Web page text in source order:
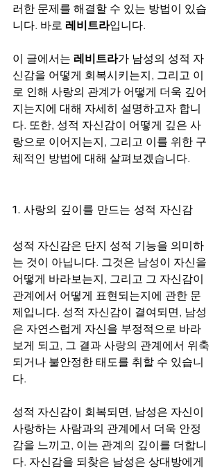
러한 문제를 해결할 수 있는 방법이 있습
니다. 바로 레비트라입니다.
이 글에서는 레비트라가 남성의 성적 자
신감을 어떻게 회복시키는지, 그리고 이
로 인해 사랑의 관계가 어떻게 더욱 깊어
지는지에 대해 자세히 설명하고자 합니
다. 또한, 성적 자신감이 어떻게 깊은 사
랑으로 이어지는지, 그리고 이를 위한 구
체적인 방법에 대해 살펴보겠습니다.
1. 사랑의 깊이를 만드는 성적 자신감
성적 자신감은 단지 성적 기능을 의미하
는 것이 아닙니다. 그것은 남성이 자신을
어떻게 바라보는지, 그리고 그 자신감이
관계에서 어떻게 표현되는지에 관한 문
제입니다. 성적 자신감이 결여되면, 남성
은 자연스럽게 자신을 부정적으로 바라
보게 되고, 그 결과 사랑의 관계에서 위축
되거나 불안정한 태도를 취할 수 있습니
다.
성적 자신감이 회복되면, 남성은 자신이
사랑하는 사람과의 관계에서 더욱 안정
감을 느끼고, 이는 관계의 깊이를 더합니
다. 자신감을 되찾은 남성은 상대방에게